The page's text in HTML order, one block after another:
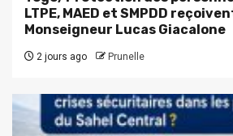
LTPE, MAED et SMPDD
Monseigneur Lucas Giacalone
2 jours ago Prunelle